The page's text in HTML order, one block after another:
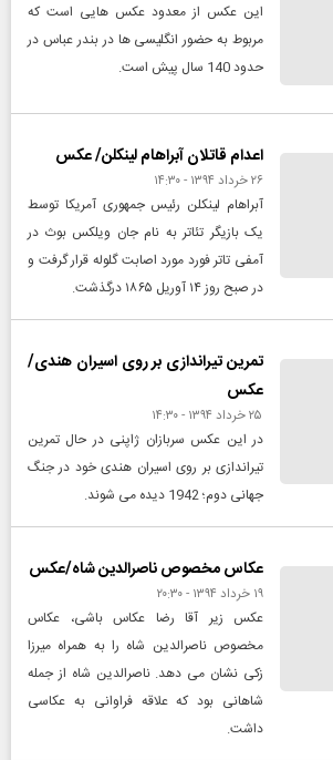
این عکس از معدود عکس هایی است که
مربوط به حضور انگلیسی ها در بندر عباس در
حدود 140 سال پیش است.
اعدام قاتلان آبراهام لینکلن/ عکس
۲۶ خرداد ۱۳۹۴ - ۱۴:۳۰
آبراهام لینکلن رئیس جمهوری آمریکا توسط
یک بازیگر تئاتر به نام جان ویلکس بوث در
آمفی تاتر فورد مورد اصابت گلوله قرار گرفت و
در صبح روز ۱۴ آوریل ۱۸۶۵ درگذشت.
تمرین تیراندازی بر روی اسیران هندی/
عکس
۲۵ خرداد ۱۳۹۴ - ۱۴:۳۰
در این عکس سربازان ژاپنی در حال تمرین
تیراندازی بر روی اسیران هندی خود در جنگ
جهانی دوم؛ 1942 دیده می شوند.
عکاس مخصوص ناصرالدین شاه/عکس
۱۹ خرداد ۱۳۹۴ - ۲۰:۳۰
عکس زیر آقا رضا عکاس باشی، عکاس
مخصوص ناصرالدین شاه را به همراه میرزا
زکی نشان می دهد. ناصرالدین شاه از جمله
شاهانی بود که علاقه فراوانی به عکاسی
داشت.